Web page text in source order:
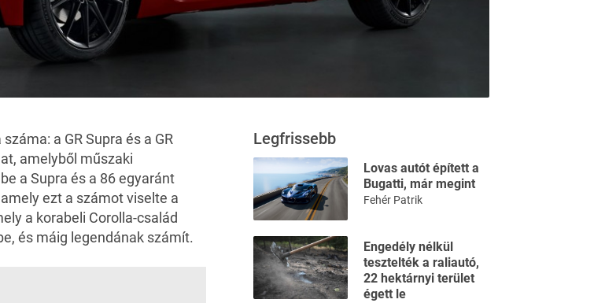
a GR Supra és a GR
amelyből műszaki
a Supra és a 86 egyaránt
ezt a számot viselte a
a korabeli Corolla-család
és máig legendának számít.
Legfrissebb
Lovas autót épített a
Bugatti, már megint
Fehér Patrik
Engedély nélkül
tesztelték a raliautó,
22 hektárnyi terület
égett le